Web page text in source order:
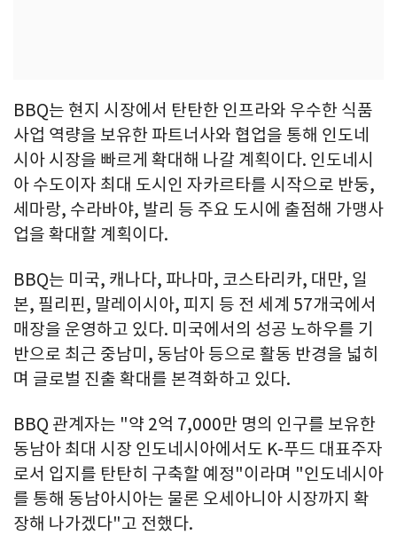
BBQ는 현지 시장에서 탄탄한 인프라와 우수한 식품
사업 역량을 보유한 파트너사와 협업을 통해 인도네
시아 시장을 빠르게 확대해 나갈 계획이다. 인도네시
아 수도이자 최대 도시인 자카르타를 시작으로 반둥,
세마랑, 수라바야, 발리 등 주요 도시에 출점해 가맹사
업을 확대할 계획이다.
BBQ는 미국, 캐나다, 파나마, 코스타리카, 대만, 일
본, 필리핀, 말레이시아, 피지 등 전 세계 57개국에서
매장을 운영하고 있다. 미국에서의 성공 노하우를 기
반으로 최근 중남미, 동남아 등으로 활동 반경을 넓히
며 글로벌 진출 확대를 본격화하고 있다.
BBQ 관계자는 "약 2억 7,000만 명의 인구를 보유한
동남아 최대 시장 인도네시아에서도 K-푸드 대표주자
로서 입지를 탄탄히 구축할 예정"이라며 "인도네시아
를 통해 동남아시아는 물론 오세아니아 시장까지 확
장해 나가겠다"고 전했다.